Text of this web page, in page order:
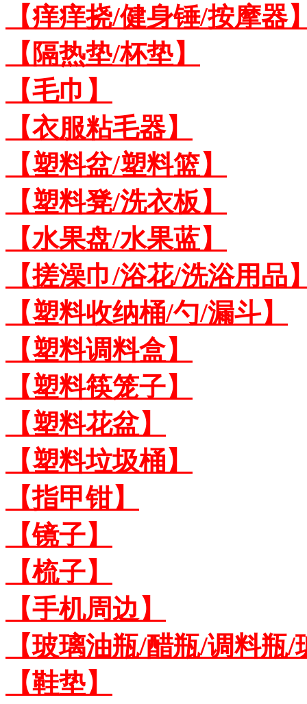
【痒痒挠/健身锤/按摩器
【隔热垫/杯垫】
【毛巾】
【衣服粘毛器】
【塑料盆/塑料篮】
【塑料凳/洗衣板】
【水果盘/水果蓝】
【搓澡巾/浴花/洗浴用品
【塑料收纳桶/勺/漏斗】
【塑料调料盒】
【塑料筷笼子】
【塑料花盆】
【塑料垃圾桶】
【指甲钳】
【镜子】
【梳子】
【手机周边】
【玻璃油瓶/醋瓶/调料瓶
【鞋垫】